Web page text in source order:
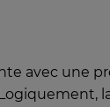
avec une